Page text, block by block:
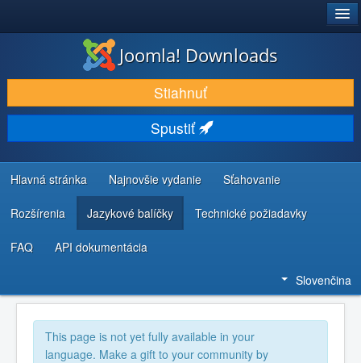
STIAHNUŤ & ROZŠÍRIŤ
OBJAVUJTE & UČTE SA
KOMUNITA & PODPORA
ZDROJE INFORMÁCIÍ PRE VÝVOJÁROV
Joomla! Downloads
Stiahnuť
Spustiť
Hlavná stránka Najnovšie vydanie Sťahovanie
Rozšírenia Jazykové balíčky Technické požiadavky
FAQ API dokumentácia
Slovenčina
This page is not yet fully available in your
language. Make a gift to your community by